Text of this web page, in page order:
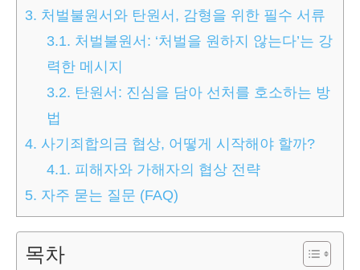
3. 처벌불원서와 탄원서, 감형을 위한 필수 서류
3.1. 처벌불원서: ‘처벌을 원하지 않는다’는 강
력한 메시지
3.2. 탄원서: 진심을 담아 선처를 호소하는 방
법
4. 사기죄합의금 협상, 어떻게 시작해야 할까?
4.1. 피해자와 가해자의 협상 전략
5. 자주 묻는 질문 (FAQ)
목차